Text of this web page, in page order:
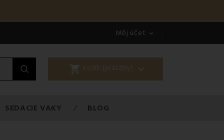
Môj účet 
shopping_cart Košík (prázdny) 
SEDACIE VAKY BLOG